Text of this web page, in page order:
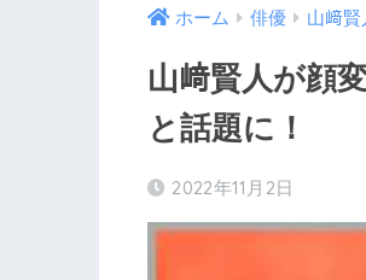
ホーム 俳優 山﨑賢
山﨑賢人が顔
と話題に！
2022年11月2日